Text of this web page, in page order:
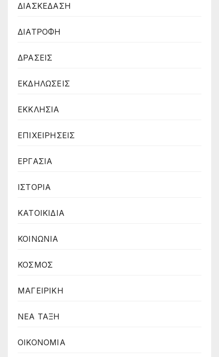
ΔΙΑΣΚΕΔΑΣΗ
ΔΙΑΤΡΟΦΗ
ΔΡΑΣΕΙΣ
ΕΚΔΗΛΩΣΕΙΣ
ΕΚΚΛΗΣΙΑ
ΕΠΙΧΕΙΡΗΣΕΙΣ
ΕΡΓΑΣΙΑ
ΙΣΤΟΡΙΑ
ΚΑΤΟΙΚΙΔΙΑ
ΚΟΙΝΩΝΙΑ
ΚΟΣΜΟΣ
ΜΑΓΕΙΡΙΚΗ
ΝΕΑ ΤΑΞΗ
ΟΙΚΟΝΟΜΙΑ